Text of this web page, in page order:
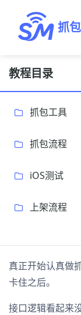
抓
教程目录
抓包工具
抓包流程
iOS测试
上架流程
真正开始认真做
卡住之后。
接口逻辑看起来